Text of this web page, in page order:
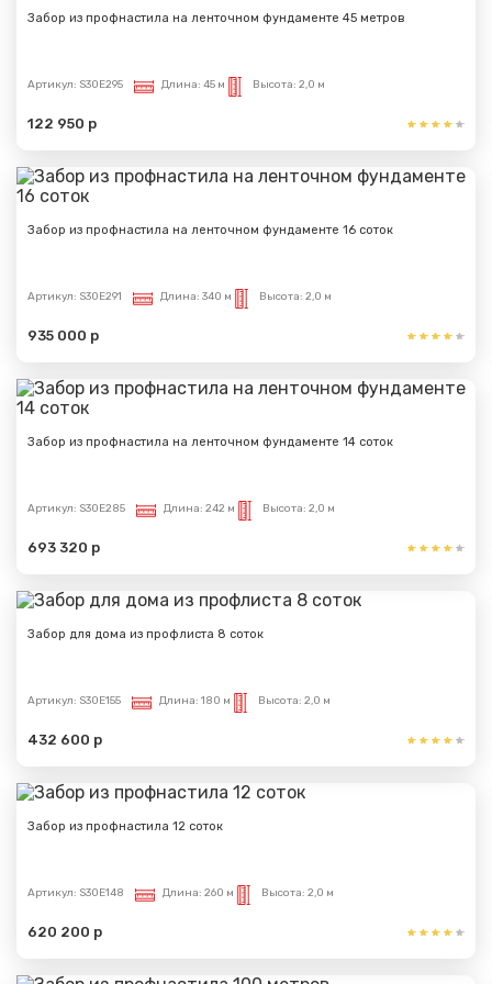
Забор из профнастила на ленточном фундаменте 45 метров
Артикул: S30E295 Длина: 45 м Высота: 2,0 м
122 950 р
Забор из профнастила на ленточном фундаменте 16 соток
Артикул: S30E291 Длина: 340 м Высота: 2,0 м
935 000 р
Забор из профнастила на ленточном фундаменте 14 соток
Артикул: S30E285 Длина: 242 м Высота: 2,0 м
693 320 р
Забор для дома из профлиста 8 соток
Артикул: S30E155 Длина: 180 м Высота: 2,0 м
432 600 р
Забор из профнастила 12 соток
Артикул: S30E148 Длина: 260 м Высота: 2,0 м
620 200 р